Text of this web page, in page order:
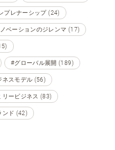
プレナーシップ (24)
ベーションのジレンマ (17)
#グローバル展開 (189)
ネスモデル (56)
リービジネス (83)
ンド (42)